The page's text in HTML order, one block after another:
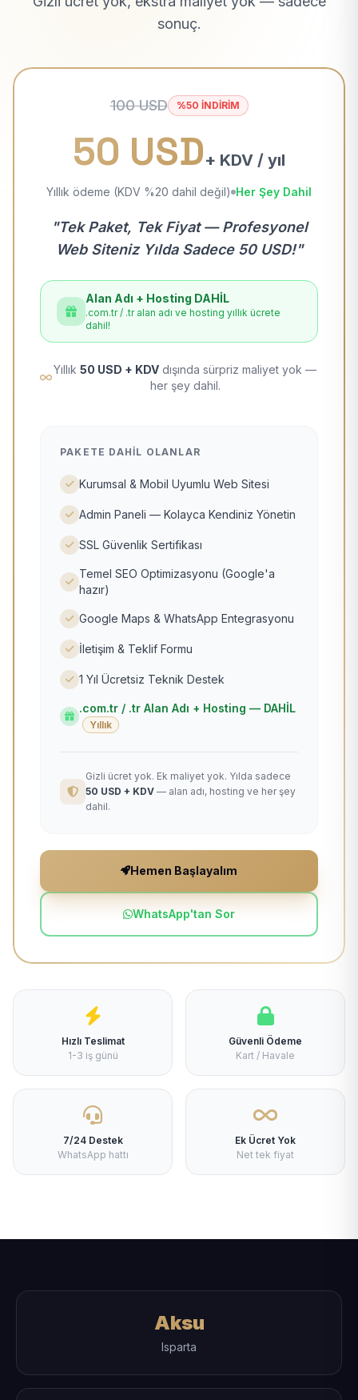
sonuç.
100 USD %50 İNDİRİM
50 USD+ KDV / yıl
Yıllık ödeme (KDV %20 dahil değil) Her Şey Dahil
"Tek Paket, Tek Fiyat — Profesyonel
Web Siteniz Yılda Sadece 50 USD!"
Alan Adı + Hosting DAHİL
.com.tr / .tr alan adı ve hosting yıllık ücrete
dahil!
Yıllık 50 USD + KDV dışında sürpriz maliyet yok —
her şey dahil.
PAKETE DAHIL OLANLAR
Kurumsal & Mobil Uyumlu Web Sitesi
Admin Paneli — Kolayca Kendiniz Yönetin
SSL Güvenlik Sertifikası
Temel SEO Optimizasyonu (Google'a
hazır)
Google Maps & WhatsApp Entegrasyonu
İletişim & Teklif Formu
1 Yıl Ücretsiz Teknik Destek
.com.tr / .tr Alan Adı + Hosting — DAHİL
Yıllık
Gizli ücret yok. Ek maliyet yok. Yılda sadece
50 USD + KDV — alan adı, hosting ve her şey
dahil.
Hemen Başlayalım
WhatsApp'tan Sor
Hızlı Teslimat
1-3 iş günü
Güvenli Ödeme
Kart / Havale
7/24 Destek
WhatsApp hattı
Ek Ücret Yok
Net tek fiyat
Aksu
Isparta